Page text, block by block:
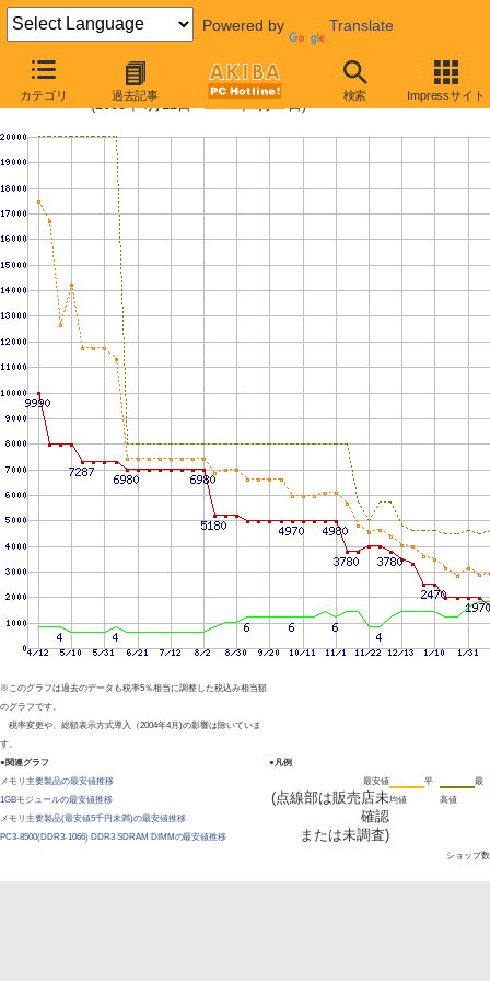
Powered by Translate
カテゴリ 過去記事 検索 Impressサイト
PC3-8500 1GBの価格推移
(2008年4月12日〜2009年6月27日)
※このグラフは過去のデータも税率5％相当に調整した税込み相当額
のグラフです。
税率変更や、総額表示方式導入（2004年4月)の影響は除いていま
す。
●関連グラフ
メモリ主要製品の最安値推移
1GBモジュールの最安値推移
メモリ主要製品(最安値5千円未満)の最安値推移
PC3-8500(DDR3-1066) DDR3 SDRAM DIMMの最安値推移
●凡例
最安値
(点線部は販売店未
確認
または未調査)
平
均値
最
高値
ショップ数